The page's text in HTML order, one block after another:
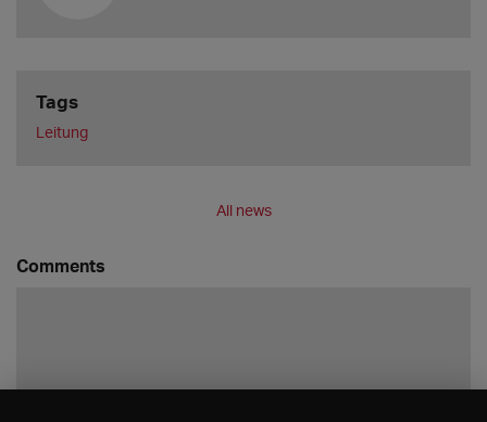
Tags
Leitung
All news
Comments